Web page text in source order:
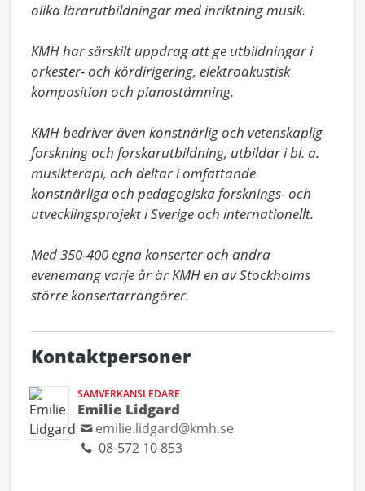
olika lärarutbildningar med inriktning musik.
KMH har särskilt uppdrag att ge utbildningar i
orkester- och kördirigering, elektroakustisk
komposition och pianostämning.
KMH bedriver även konstnärlig och vetenskaplig
forskning och forskarutbildning, utbildar i bl. a.
musikterapi, och deltar i omfattande
konstnärliga och pedagogiska forsknings- och
utvecklingsprojekt i Sverige och internationellt.
Med 350-400 egna konserter och andra
evenemang varje år är KMH en av Stockholms
större konsertarrangörer.
Kontaktpersoner
SAMVERKANSLEDARE
Emilie Lidgard
emilie.lidgard@kmh.se
08-572 10 853